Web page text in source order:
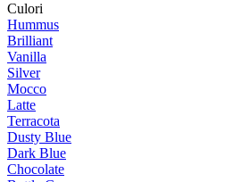
Culori
Hummus
Brilliant
Vanilla
Silver
Mocco
Latte
Terracota
Dusty Blue
Dark Blue
Chocolate